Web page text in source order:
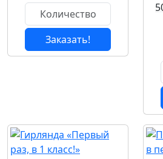
Заказать!